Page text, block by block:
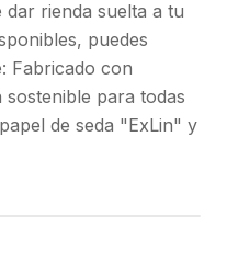
rienda suelta a tu
puedes
Fabricado con
para todas
de seda "ExLin" y